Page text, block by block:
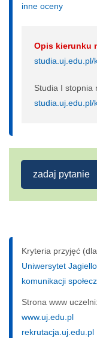
inne oceny
Opis kierunku
studia.uj.edu.pl/
Studia I stopnia
studia.uj.edu.pl/
zadaj pytanie
Kryteria przyjęć
Uniwersytet
komunikacji
Strona www uczelni:
www.uj.edu.pl
rekrutacja.uj.edu.pl